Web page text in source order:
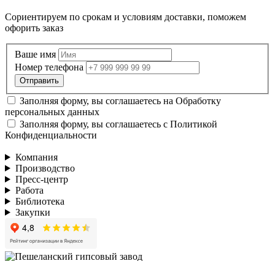
Сориентируем по срокам и условиям доставки, поможем
офорить заказ
Ваше имя
Номер телефона
Заполняя форму, вы соглашаетесь на Обработку
персональных данных
Заполняя форму, вы соглашаетесь с Политикой
Конфиденциальности
Компания
Производство
Пресс-центр
Работа
Библиотека
Закупки